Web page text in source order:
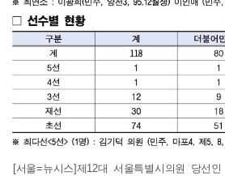
[서울=뉴시스]제12대 서울특별시의원 당선